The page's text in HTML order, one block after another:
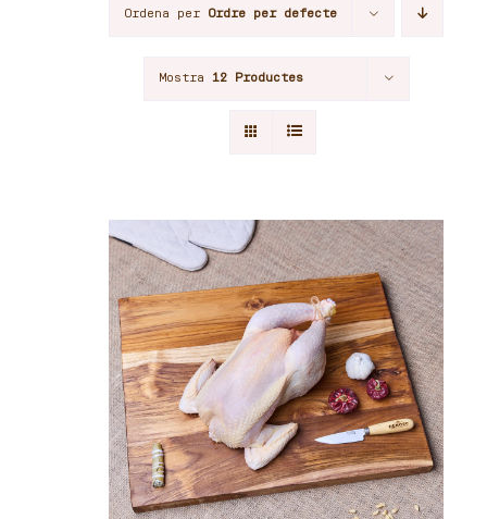
Ordena per Ordre per defecte
Mostra 12 Productes